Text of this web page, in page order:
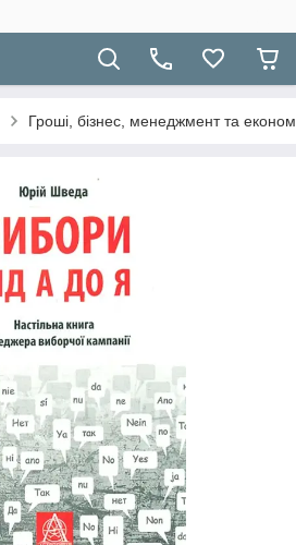
Гроші, бізнес, менеджмент та